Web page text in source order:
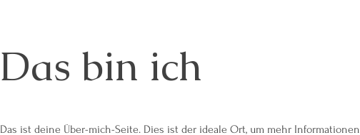
Das bin ich
Das ist deine Über-mich-Seite. Dies ist der ideale Ort, um mehr Informationen